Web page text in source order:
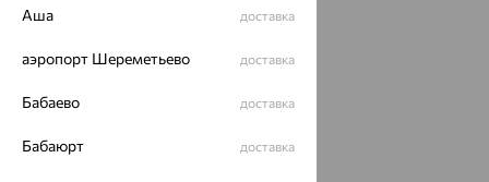
ОГРН 1044800168379
Разработка сайта —CUBA
Аша доставка
аэропорт Шереметьево доставка
Бабаево доставка
Бабаюрт доставка